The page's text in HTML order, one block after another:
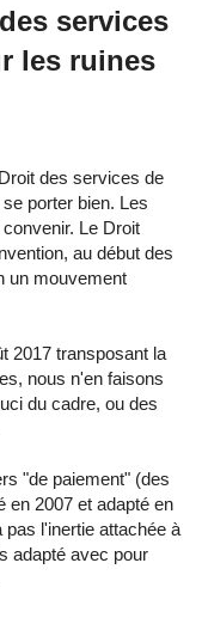
services
les ruines
des services de
porter bien. Les
Le Droit
au début des
un mouvement
2017 transposant la
nous n'en faisons
du cadre, ou des
"de paiement" (des
en 2007 et adapté en
pas l'inertie attachée à
adapté avec pour